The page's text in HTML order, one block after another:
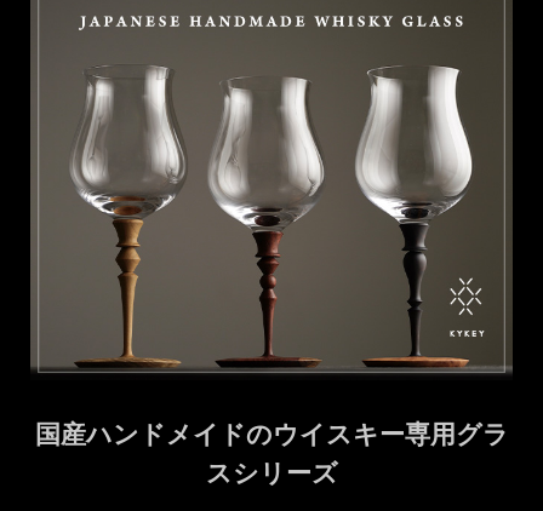
国産ハンドメイドのウイスキー専用グラ
スシリーズ